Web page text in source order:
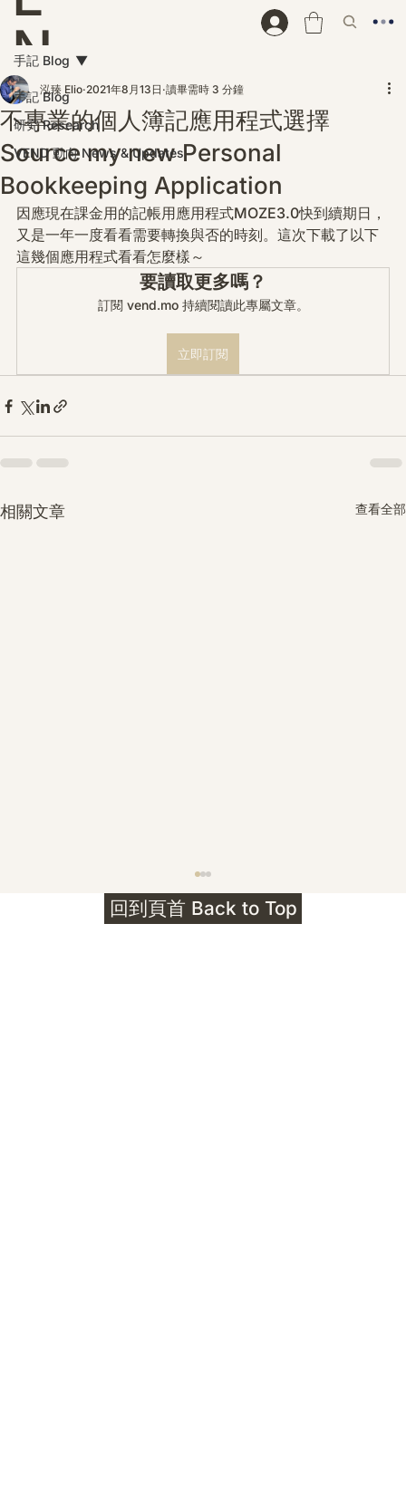
N
D
手記 Blog
研究 Research
VEND 動向 News & Updates
手記 Blog
不專業的個人簿記應用程式選擇
Source my new Personal
Bookkeeping Application
泓臻 Elio 2021年8月13日 讀畢需時 3 分鐘
因應現在課金用的記帳用應用程式MOZE3.0快到續期日，
又是一年一度看看需要轉換與否的時刻。這次下載了以下
這幾個應用程式看看怎麼樣～
要讀取更多嗎？
訂閱 vend.mo 持續閱讀此專屬文章。
立即訂閱
相關文章 查看全部
回到頁首 Back to Top